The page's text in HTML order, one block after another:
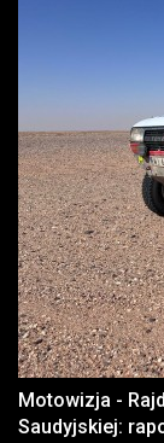
Motowizja -
Saudyjskiej: